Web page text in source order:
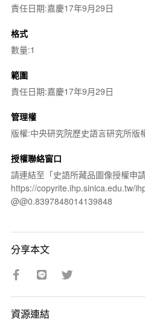
責任日期:嘉慶17年9月29日
格式
數量:1
範圍
責任日期:嘉慶17年9月29日
管理權
版權:中央研究院歷史語言研究所版
授權聯絡窗口
請連結至「史語所藏品圖像授權申
https://copyrite.ihp.sinica.edu.tw/
@@0.8397848014139848
分享本文
資源連結